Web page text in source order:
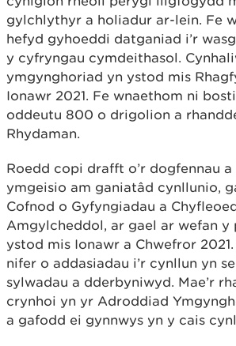
gylchlythyr a holiadur ar-lein. Fe
hefyd gyhoeddi datganiad i’r
y cyfryngau cymdeithasol.
ymgynghoriad yn ystod mis
Ionawr 2021. Fe wnaethom ni
oddeutu 800 o drigolion a
Rhydaman.
Roedd copi drafft o’r dogfennau
ymgeisio am ganiatâd cynllunio,
Cofnod o Gyfyngiadau a
Amgylcheddol, ar gael ar wefan y
ystod mis Ionawr a Chwefror
nifer o addasiadau i’r cynllun yn
sylwadau a dderbyniwyd. Mae’r
crynhoi yn yr Adroddiad
a gafodd ei gynnwys yn y cais